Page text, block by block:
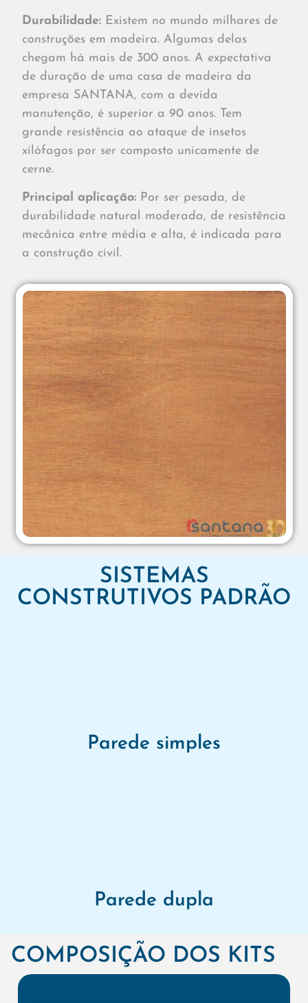
Durabilidade: Existem no mundo milhares de
construções em madeira. Algumas delas
chegam há mais de 300 anos. A expectativa
de duração de uma casa de madeira da
empresa SANTANA, com a devida
manutenção, é superior a 90 anos. Tem
grande resistência ao ataque de insetos
xilófagos por ser composto unicamente de
cerne.
Principal aplicação: Por ser pesada, de
durabilidade natural moderada, de resistência
mecânica entre média e alta, é indicada para
a construção civil.
SISTEMAS
CONSTRUTIVOS PADRÃO
Parede simples
Parede dupla
COMPOSIÇÃO DOS KITS